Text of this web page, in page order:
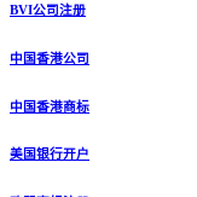
BVI公司注册
中国香港公司
中国香港商标
美国银行开户